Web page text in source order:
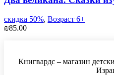
скидка 50%, Возраст 6+
₪85.00
Книгвардс – магазин